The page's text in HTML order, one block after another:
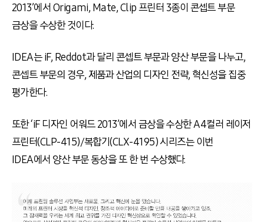
2013’에서 Origami, Mate, Clip 프린터 3종이 콘셉트 부문
금상을 수상한 것이다.
IDEA는 iF, Reddot과 달리 콘셉트 부문과 양산 부문을 나누고,
콘셉트 부문의 경우, 제품과 산업의 디자인 전략, 혁신성을 집중
평가한다.
또한 ‘iF 디자인 어워드 2013’에서 금상을 수상한 A4컬러 레이저
프린터(CLP-415)/복합기(CLX-4195) 시리즈는 이번
IDEA에서 양산 부문 동상을 또 한 번 수상했다.